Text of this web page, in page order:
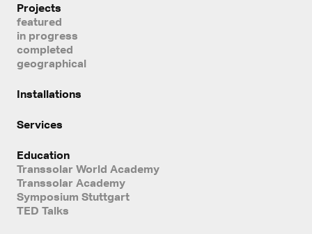
Projects
featured
in progress
completed
geographical
Installations
Services
Education
Transsolar World Academy
Transsolar Academy
Symposium Stuttgart
TED Talks